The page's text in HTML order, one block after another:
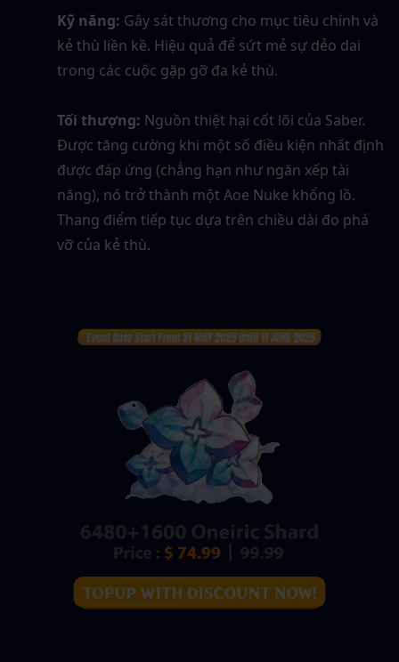
Kỹ năng: Gây sát thương cho mục tiêu chính và
kẻ thù liền kề. Hiệu quả để sứt mẻ sự dẻo dai
trong các cuộc gặp gỡ đa kẻ thù.
Tối thượng: Nguồn thiệt hại cốt lõi của Saber.
Được tăng cường khi một số điều kiện nhất định
được đáp ứng (chẳng hạn như ngăn xếp tài
năng), nó trở thành một Aoe Nuke khổng lồ.
Thang điểm tiếp tục dựa trên chiều dài đo phá
vỡ của kẻ thù.